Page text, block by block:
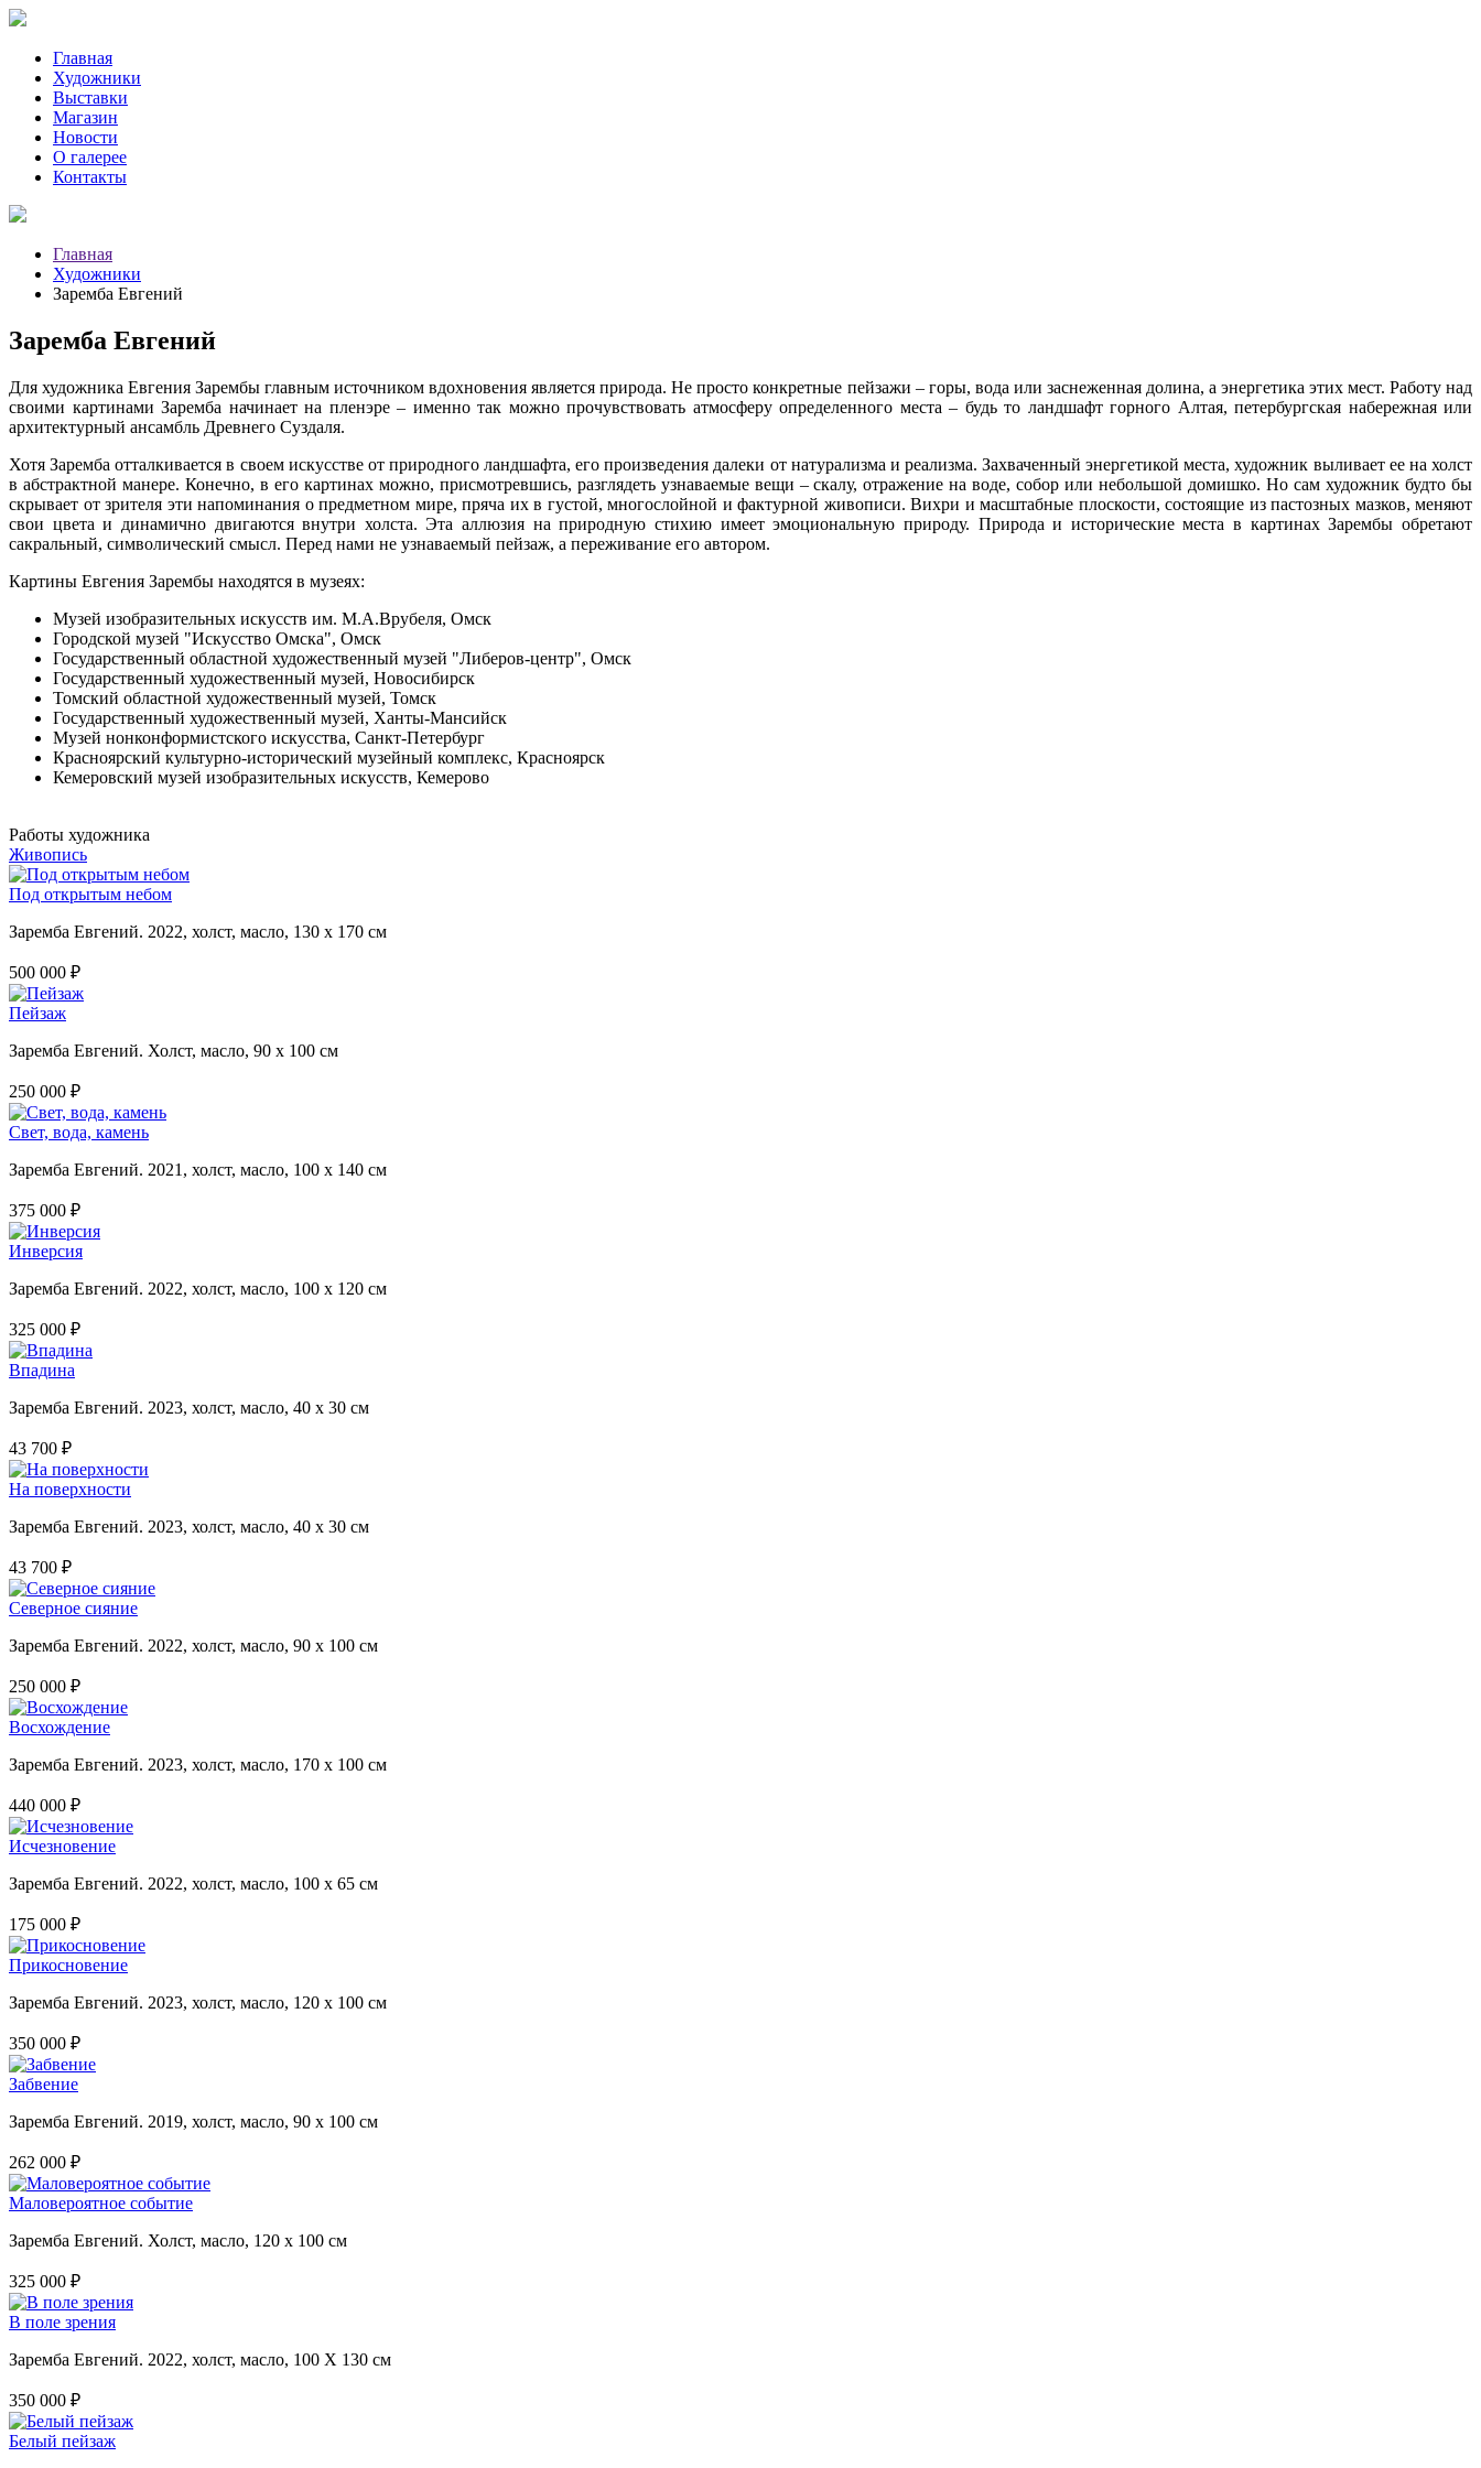
Главная
Художники
Выставки
Магазин
Новости
О галерее
Контакты
Главная
Художники
Заремба Евгений
Заремба Евгений
Для художника Евгения Зарембы главным источником вдохновения является природа. Не просто конкретные пейзажи – горы, вода или заснеженная долина, а энергетика этих мест. Работу над
своими картинами Заремба начинает на пленэре – именно так можно прочувствовать атмосферу определенного места – будь то ландшафт горного Алтая, петербургская набережная или
архитектурный ансамбль Древнего Суздаля.
Хотя Заремба отталкивается в своем искусстве от природного ландшафта, его произведения далеки от натурализма и реализма. Захваченный энергетикой места, художник выливает ее на холст
в абстрактной манере. Конечно, в его картинах можно, присмотревшись, разглядеть узнаваемые вещи – скалу, отражение на воде, собор или небольшой домишко. Но сам художник будто бы
скрывает от зрителя эти напоминания о предметном мире, пряча их в густой, многослойной и фактурной живописи. Вихри и масштабные плоскости, состоящие из пастозных мазков, меняют
свои цвета и динамично двигаются внутри холста. Эта аллюзия на природную стихию имеет эмоциональную природу. Природа и исторические места в картинах Зарембы обретают
сакральный, символический смысл. Перед нами не узнаваемый пейзаж, а переживание его автором.
Картины Евгения Зарембы находятся в музеях:
Музей изобразительных искусств им. М.А.Врубеля, Омск
Городской музей "Искусство Омска", Омск
Государственный областной художественный музей "Либеров-центр", Омск
Государственный художественный музей, Новосибирск
Томский областной художественный музей, Томск
Государственный художественный музей, Ханты-Мансийск
Музей нонконформистского искусства, Санкт-Петербург
Красноярский культурно-исторический музейный комплекс, Красноярск
Кемеровский музей изобразительных искусств, Кемерово
Работы художника
Живопись
Под открытым небом
Заремба Евгений. 2022, холст, масло, 130 х 170 см
500 000 ₽
Пейзаж
Заремба Евгений. Холст, масло, 90 х 100 см
250 000 ₽
Свет, вода, камень
Заремба Евгений. 2021, холст, масло, 100 х 140 см
375 000 ₽
Инверсия
Заремба Евгений. 2022, холст, масло, 100 х 120 см
325 000 ₽
Впадина
Заремба Евгений. 2023, холст, масло, 40 х 30 см
43 700 ₽
На поверхности
Заремба Евгений. 2023, холст, масло, 40 х 30 см
43 700 ₽
Северное сияние
Заремба Евгений. 2022, холст, масло, 90 х 100 см
250 000 ₽
Восхождение
Заремба Евгений. 2023, холст, масло, 170 х 100 см
440 000 ₽
Исчезновение
Заремба Евгений. 2022, холст, масло, 100 х 65 см
175 000 ₽
Прикосновение
Заремба Евгений. 2023, холст, масло, 120 х 100 см
350 000 ₽
Забвение
Заремба Евгений. 2019, холст, масло, 90 х 100 см
262 000 ₽
Маловероятное событие
Заремба Евгений. Холст, масло, 120 х 100 см
325 000 ₽
В поле зрения
Заремба Евгений. 2022, холст, масло, 100 Х 130 см
350 000 ₽
Белый пейзаж